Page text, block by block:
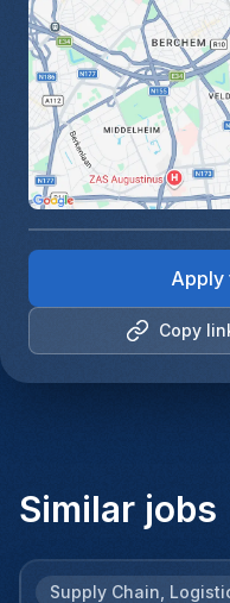
Copy
Apply
Similar jobs
Supply Chain,